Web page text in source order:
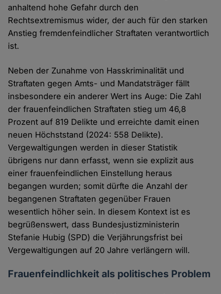
anhaltend hohe Gefahr durch den
Rechtsextremismus wider, der auch für den starken
Anstieg fremdenfeindlicher Straftaten verantwortlich
ist.
Neben der Zunahme von Hasskriminalität und
Straftaten gegen Amts- und Mandatsträger fällt
insbesondere ein anderer Wert ins Auge: Die Zahl
der frauenfeindlichen Straftaten stieg um 46,8
Prozent auf 819 Delikte und erreichte damit einen
neuen Höchststand (2024: 558 Delikte).
Vergewaltigungen werden in dieser Statistik
übrigens nur dann erfasst, wenn sie explizit aus
einer frauenfeindlichen Einstellung heraus
begangen wurden; somit dürfte die Anzahl der
begangenen Straftaten gegenüber Frauen
wesentlich höher sein. In diesem Kontext ist es
begrüßenswert, dass Bundesjustizministerin
Stefanie Hubig (SPD) die Verjährungsfrist bei
Vergewaltigungen auf 20 Jahre verlängern will.
Frauenfeindlichkeit als politisches Problem